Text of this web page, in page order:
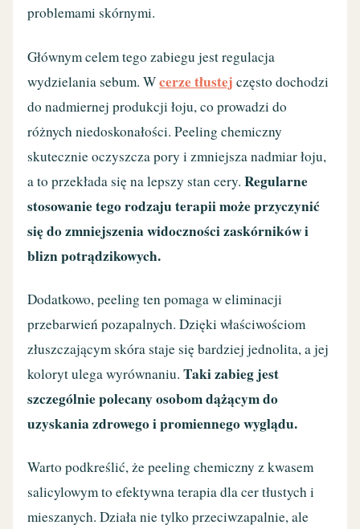
problemami skórnymi.
Głównym celem tego zabiegu jest regulacja
wydzielania sebum. Wcerze tłustej często dochodzi
do nadmiernej produkcji łoju, co prowadzi do
różnych niedoskonałości. Peeling chemiczny
skutecznie oczyszcza pory i zmniejsza nadmiar łoju,
a to przekłada się na lepszy stan cery.Regularne
stosowanie tego rodzaju terapii może przyczynić
się do zmniejszenia widoczności zaskórników i
blizn potrądzikowych.
Dodatkowo, peeling ten pomaga w eliminacji
przebarwień pozapalnych. Dzięki właściwościom
złuszczającym skóra staje się bardziej jednolita, a jej
koloryt ulega wyrównaniu.Taki zabieg jest
szczególnie polecany osobom dążącym do
uzyskania zdrowego i promiennego wyglądu.
Warto podkreślić, że peeling chemiczny z kwasem
salicylowym to efektywna terapia dla cer tłustych i
mieszanych. Działa nie tylko przeciwzapalnie, ale